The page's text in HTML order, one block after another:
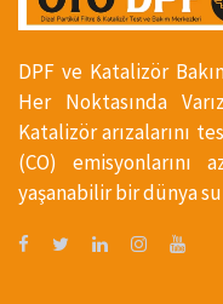
DPF ve Katalizör
Her Noktasında
Katalizör arızalarını
(CO) emisyonlarını
yaşanabilir bir dünya